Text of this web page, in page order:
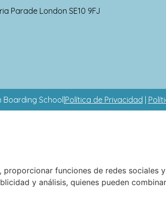
Parade London SE10 9FJ
School|Política de Privacidad |
funciones de redes
y análisis, quienes pueden